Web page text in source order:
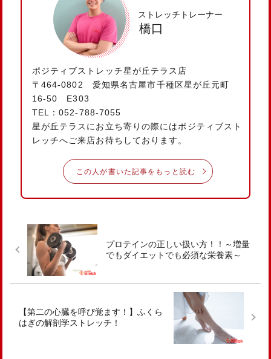
ストレッチトレーナー
橋口
ポジティブストレッチ星が丘テラス店
〒464-0802 愛知県名古屋市千種区星が丘元町
16-50 E303
TEL：052-788-7055
星が丘テラスにお立ち寄りの際にはポジティブスト
レッチへご来店お待ちしております。
この人が書いた記事をもっと読む
プロテインの正しい扱い方！！～増量
でもダイエットでも必須な栄養素～
【第二の心臓を呼び覚ます！】ふくら
はぎの解剖学ストレッチ！